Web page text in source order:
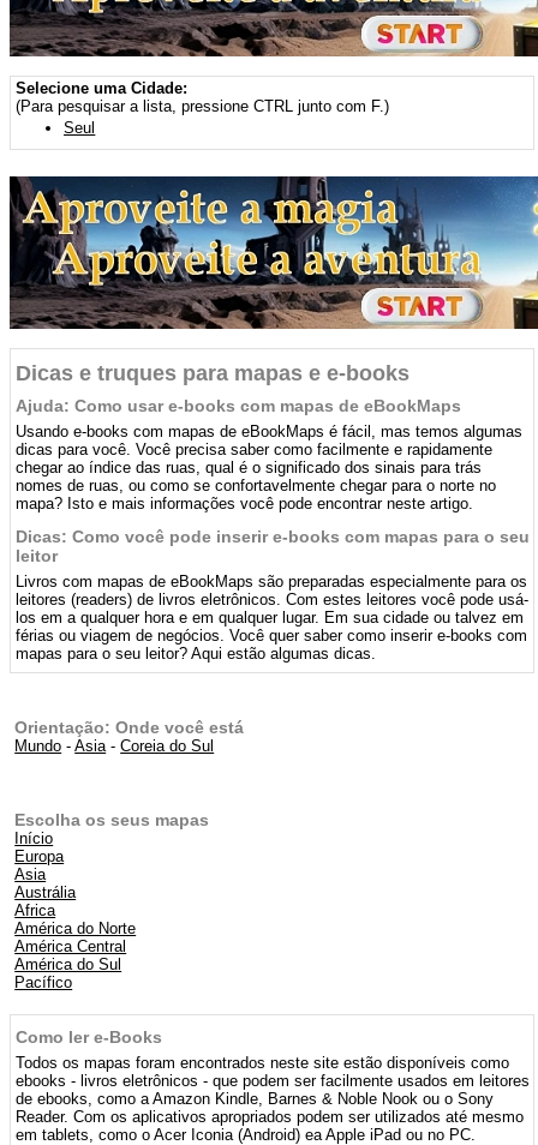
Selecione uma Cidade:
(Para pesquisar a lista, pressione CTRL junto com F.)
Seul
Dicas e truques para mapas e e-books
Ajuda: Como usar e-books com mapas de eBookMaps
Usando e-books com mapas de eBookMaps é fácil, mas temos algumas
dicas para você. Você precisa saber como facilmente e rapidamente
chegar ao índice das ruas, qual é o significado dos sinais para trás
nomes de ruas, ou como se confortavelmente chegar para o norte no
mapa? Isto e mais informações você pode encontrar neste artigo.
Dicas: Como você pode inserir e-books com mapas para o seu
leitor
Livros com mapas de eBookMaps são preparadas especialmente para os
leitores (readers) de livros eletrônicos. Com estes leitores você pode usá-
los em a qualquer hora e em qualquer lugar. Em sua cidade ou talvez em
férias ou viagem de negócios. Você quer saber como inserir e-books com
mapas para o seu leitor? Aqui estão algumas dicas.
Orientação: Onde você está
Mundo -Asia-Coreia do Sul
Escolha os seus mapas
Início
Europa
Asia
Austrália
Africa
América do Norte
América Central
América do Sul
Pacífico
Como ler e-Books
Todos os mapas foram encontrados neste site estão disponíveis como
ebooks - livros eletrônicos - que podem ser facilmente usados ​​em leitores
de ebooks, como a Amazon Kindle, Barnes & Noble Nook ou o Sony
Reader. Com os aplicativos apropriados podem ser utilizados até mesmo
em tablets, como o Acer Iconia (Android) ea Apple iPad ou no PC.